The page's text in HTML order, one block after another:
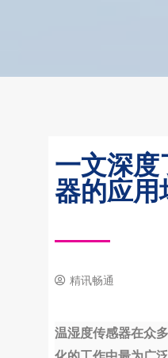
一文深
器的应用
精讯畅通
温湿度传感器在众